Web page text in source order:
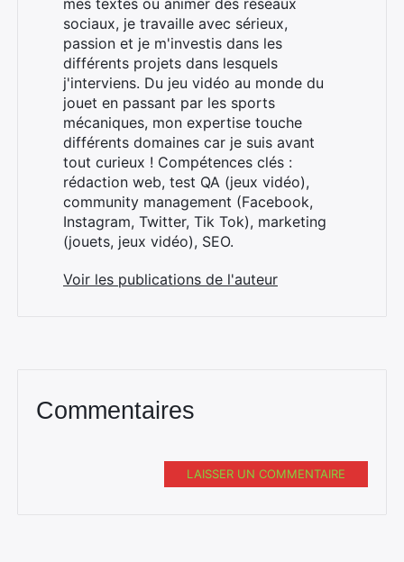
mes textes ou animer des réseaux
sociaux, je travaille avec sérieux,
passion et je m'investis dans les
différents projets dans lesquels
j'interviens. Du jeu vidéo au monde du
jouet en passant par les sports
mécaniques, mon expertise touche
différents domaines car je suis avant
tout curieux ! Compétences clés :
rédaction web, test QA (jeux vidéo),
community management (Facebook,
Instagram, Twitter, Tik Tok), marketing
(jouets, jeux vidéo), SEO.
Voir les publications de l'auteur
Commentaires
LAISSER UN COMMENTAIRE
Rechercher
: